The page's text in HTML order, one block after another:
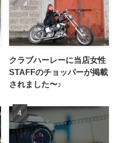
クラブハーレーに当店女性
STAFFのチョッパーが掲載
されました〜♪